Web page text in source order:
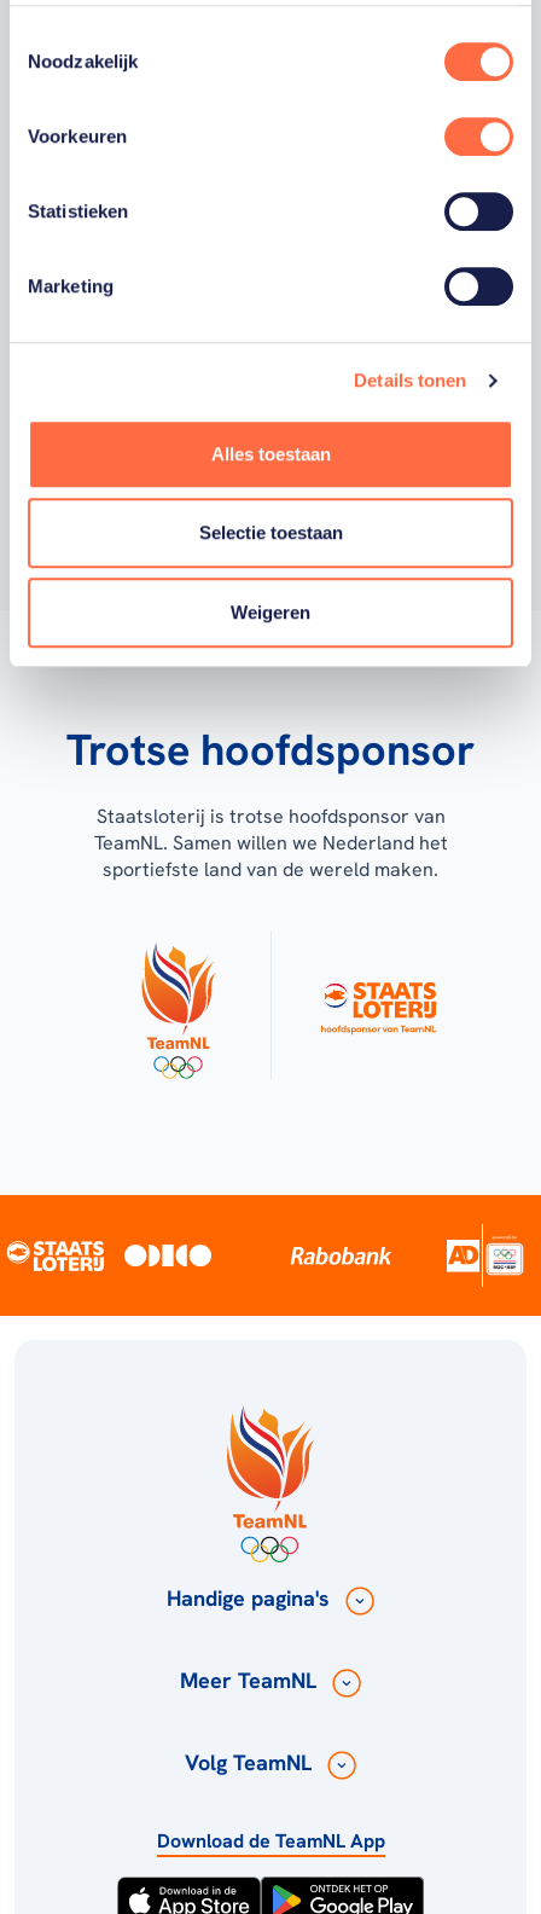
Noodzakelijk
Voorkeuren
Statistieken
Marketing
Details tonen
Alles toestaan
Selectie toestaan
Weigeren
E-MAILADRES
Ja, ik word fan van TeamNL en ontvang
kortingen, voorrang op evenementen,
video’s en merchandise. Je kunt je op elk
Ja, ik wil als fan van TeamNL op de hoogte
verstuurd door TeamNL. Je kunt je op elk
Privacyverklaring
Inschrijven
Trotse hoofdsponsor
Staatsloterij is trotse hoofdsponsor van
TeamNL. Samen willen we Nederland het
sportiefste land van de wereld maken.
Handige pagina's
Meer TeamNL
Volg TeamNL
Download de TeamNL App